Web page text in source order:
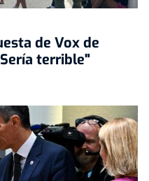
de Vox de
terrible"